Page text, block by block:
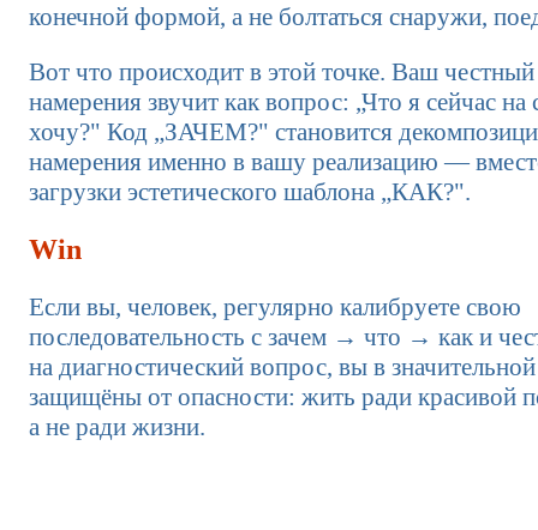
конечной формой, а не болтаться снаружи,
Вот что происходит в этой точке. Ваш
намерения звучит как вопрос: „Что я сейчас на
хочу?" Код „ЗАЧЕМ?" становится
намерения именно в вашу реализацию —
загрузки эстетического шаблона „КАК?".
Win
Если вы, человек, регулярно калибруете свою
последовательность с зачем → что → как и
на диагностический вопрос, вы в
защищёны от опасности: жить ради красивой
а не ради жизни.